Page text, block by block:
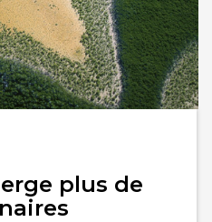
plus de